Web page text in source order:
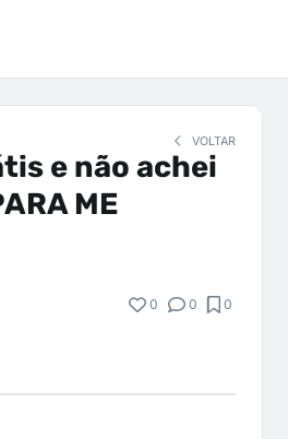
VOLTAR
e não achei
ME
0 0 0